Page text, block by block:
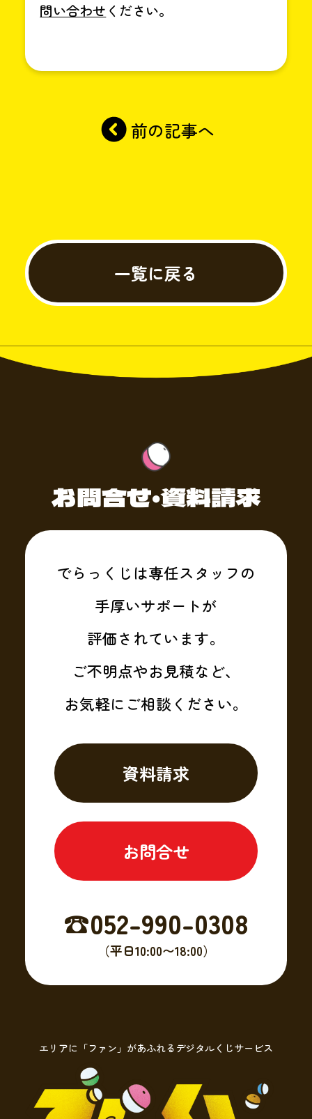
問い合わせ ください。
前の記事へ
一覧に戻る
お問合せ・資料請求
でらっくじは専任スタッフの
手厚いサポートが
評価されています。
ご不明点やお見積など、
お気軽にご相談ください。
資料請求
お問合せ
☎︎052-990-0308
（平日10:00〜18:00）
エリアに「ファン」があふれるデジタルくじサービス